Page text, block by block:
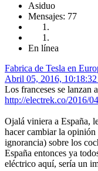
Asiduo
Mensajes: 77
En línea
Fabrica de Tesla en
Abril 05, 2016,
Los franceses se lanzan
http://electrek.co/2016/
Ojalá viniera a España,
hacer cambiar la
ignorancia) sobre los
España entonces ya
eléctrico aquí, sería un